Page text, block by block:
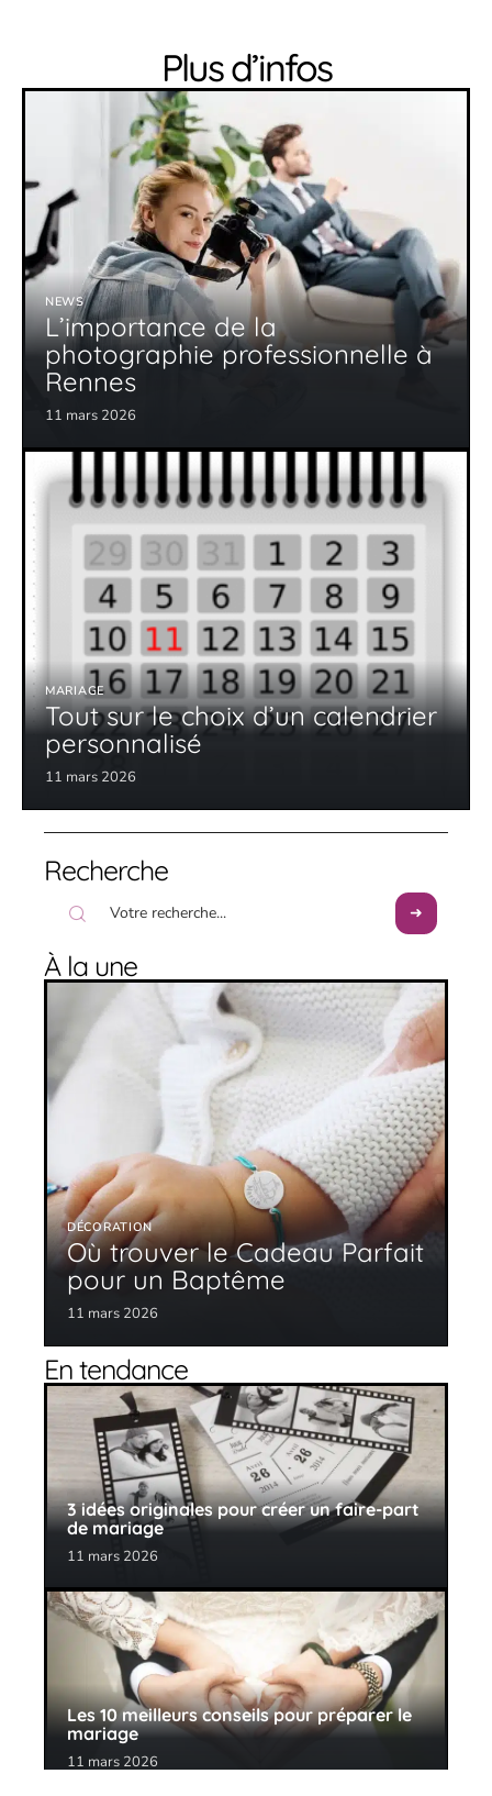
Plus d’infos
NEWS
L’importance de la
photographie professionnelle à
Rennes
11 mars 2026
MARIAGE
Tout sur le choix d’un calendrier
personnalisé
11 mars 2026
Recherche
À la une
DÉCORATION
Où trouver le Cadeau Parfait
pour un Baptême
11 mars 2026
En tendance
3 idées originales pour créer un faire-part
de mariage
11 mars 2026
Les 10 meilleurs conseils pour préparer le
mariage
11 mars 2026